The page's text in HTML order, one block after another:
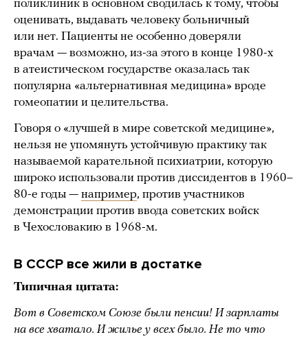
поликлиник в основном сводилась к тому, чтобы
оценивать, выдавать человеку больничный
или нет. Пациенты не особенно доверяли
врачам — возможно, из-за этого в конце 1980-х
в атеистическом государстве оказалась так
популярна «альтернативная медицина» вроде
гомеопатии и целительства.
Говоря о «лучшей в мире советской медицине»,
нельзя не упомянуть устойчивую практику так
называемой карательной психиатрии, которую
широко использовали против диссидентов в 1960–
80-е годы — например, против участников
демонстрации против ввода советских войск
в Чехословакию в 1968-м.
В СССР все жили в достатке
Типичная цитата:
Вот в Советском Союзе были пенсии! И зарплаты
на все хватало. И жилье у всех было. Не то что